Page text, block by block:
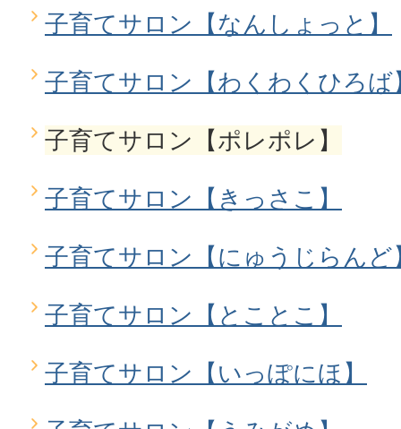
子育てサロン【なんしょっと】
子育てサロン【わくわくひろば
子育てサロン【ポレポレ】
子育てサロン【きっさこ】
子育てサロン【にゅうじらんど
子育てサロン【とことこ】
子育てサロン【いっぽにほ】